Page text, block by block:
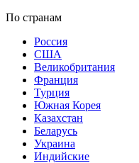
По странам
Россия
США
Великобритания
Франция
Турция
Южная Корея
Казахстан
Беларусь
Украина
Индийские